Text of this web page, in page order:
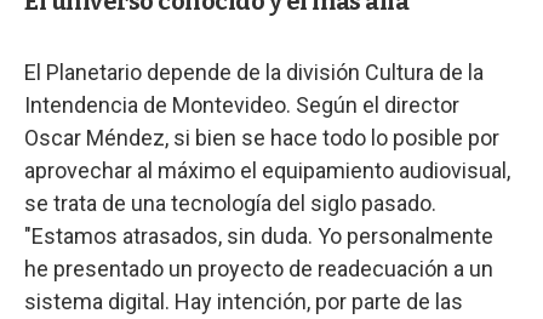
El Planetario depende de la división Cultura de la
Intendencia de Montevideo. Según el director
Oscar Méndez, si bien se hace todo lo posible por
aprovechar al máximo el equipamiento audiovisual,
se trata de una tecnología del siglo pasado.
"Estamos atrasados, sin duda. Yo personalmente
he presentado un proyecto de readecuación a un
sistema digital. Hay intención, por parte de las